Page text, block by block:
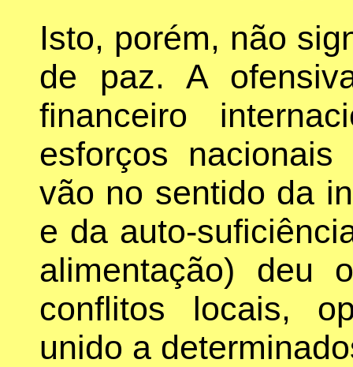
Isto, porém, não
de paz. A
financeiro
esforços
vão no sentido da
e da auto-
alimentação) deu
conflitos locais,
unido a